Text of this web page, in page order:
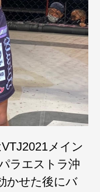
メイン
ラエストラ沖
かせた後にバ